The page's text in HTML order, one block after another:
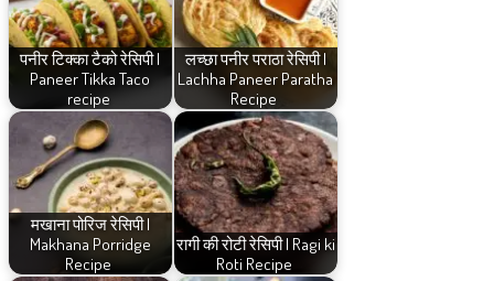
पनीर टिक्का टैको रेसिपी |
Paneer Tikka Taco
recipe
लच्छा पनीर पराठा रेसिपी |
Lachha Paneer Paratha
Recipe
मखाना पोरिज रेसिपी |
Makhana Porridge
Recipe
रागी की रोटी रेसिपी | Ragi ki
Roti Recipe